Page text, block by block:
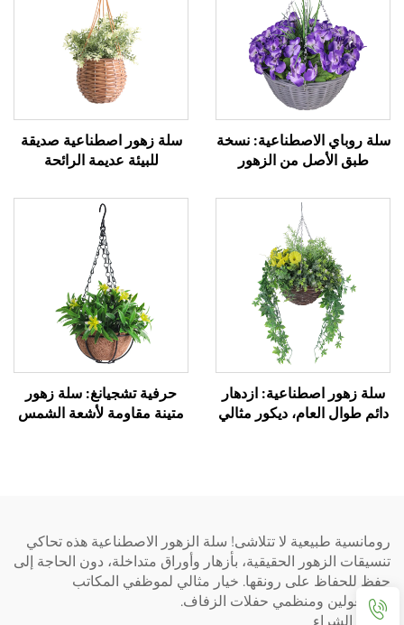
سلة روباي الاصطناعية: نسخة
طبق الأصل من الزهور
سلة زهور اصطناعية صديقة
للبيئة عديمة الرائحة
سلة زهور اصطناعية: ازدهار
دائم طوال العام، ديكور مثالي
حرفية تشجيانغ: سلة زهور
متينة مقاومة لأشعة الشمس
رومانسية طبيعية لا تتلاشى! سلة الزهور الاصطناعية هذه تحاكي
تنسيقات الزهور الحقيقية، بأزهار وأوراق متداخلة، دون الحاجة إلى
حفظ للحفاظ على رونقها. خيار مثالي لموظفي المكاتب
المشغولين ومنظمي حفلات الزفاف.
إشعار الشراء